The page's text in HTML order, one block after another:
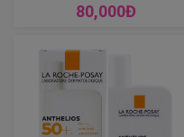
80,000Đ